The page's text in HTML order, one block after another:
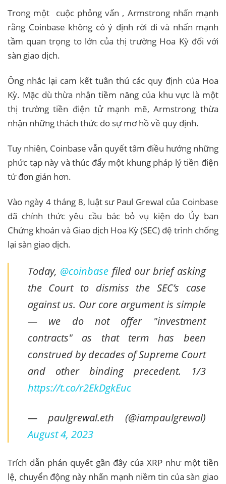
Trong một cuộc phỏng vấn , Armstrong nhấn mạnh
rằng Coinbase không có ý định rời đi và nhấn mạnh
tầm quan trọng to lớn của thị trường Hoa Kỳ đối với
sàn giao dịch.
Ông nhắc lại cam kết tuân thủ các quy định của Hoa
Kỳ. Mặc dù thừa nhận tiềm năng của khu vực là một
thị trường tiền điện tử mạnh mẽ, Armstrong thừa
nhận những thách thức do sự mơ hồ về quy định.
Tuy nhiên, Coinbase vẫn quyết tâm điều hướng những
phức tạp này và thúc đẩy một khung pháp lý tiền điện
tử đơn giản hơn.
Vào ngày 4 tháng 8, luật sư Paul Grewal của Coinbase
đã chính thức yêu cầu bác bỏ vụ kiện do Ủy ban
Chứng khoán và Giao dịch Hoa Kỳ (SEC) đệ trình chống
lại sàn giao dịch.
Today, @coinbase filed our brief asking
the Court to dismiss the SEC’s case
against us. Our core argument is simple
— we do not offer "investment
contracts" as that term has been
construed by decades of Supreme Court
and other binding precedent. 1/3
https://t.co/r2EkDgkEuc
— paulgrewal.eth (@iampaulgrewal)
August 4, 2023
Trích dẫn phán quyết gần đây của XRP như một tiền
lệ, chuyển động này nhấn mạnh niềm tin của sàn giao